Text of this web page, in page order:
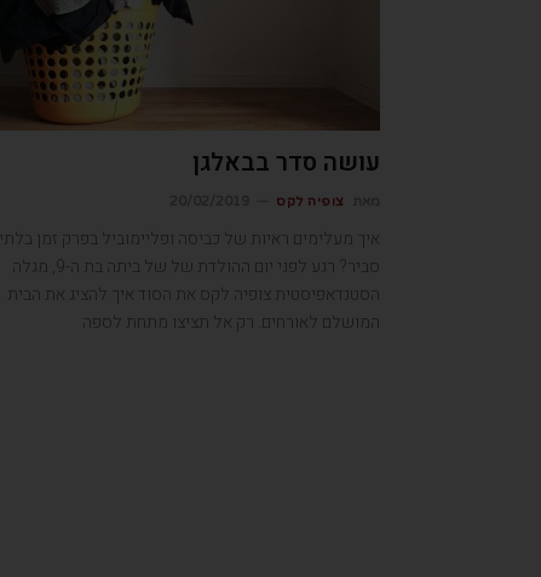
עושה סדר בבאלגן
צופיה לקס
איך מעלימים ראיות של כביסה ופליימוביל בפרק זמן בלתי
סביר? רגע לפני יום ההולדת של של ביתה בת ה-9, מגלה
הסטנדאפיסטית צופיה לקס את הסוד איך להציג את הבית
המושלם לאורחים. רק אל תציצו מתחת לספה